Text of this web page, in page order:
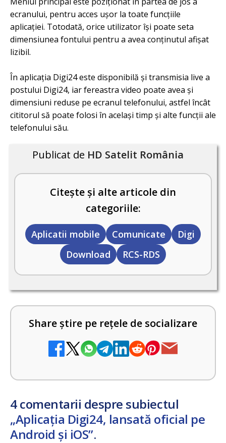
ecranului, pentru acces ușor la toate funcțiile
aplicației. Totodată, orice utilizator își poate seta
dimensiunea fontului pentru a avea conținutul afișat
lizibil.
În aplicația Digi24 este disponibilă și transmisia live a
postului Digi24, iar fereastra video poate avea și
dimensiuni reduse pe ecranul telefonului, astfel încât
cititorul să poate folosi în același timp și alte funcții ale
telefonului său.
Publicat de HD Satelit România
Citește și alte articole din
categoriile:
Aplicatii mobile Comunicate
Digi
Download
RCS-RDS
Share știre pe rețele de socializare
4 comentarii despre subiectul
„Aplicația Digi24, lansată oficial pe
Android și iOS”.